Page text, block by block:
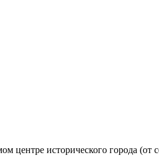
центре исторического города (от